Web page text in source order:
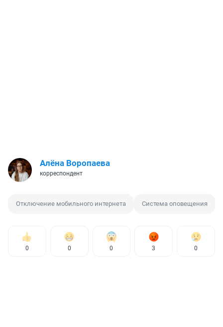
Алёна Воропаева
корреспондент
Отключение мобильного интернета Система оповещения
0 0 0 3 0